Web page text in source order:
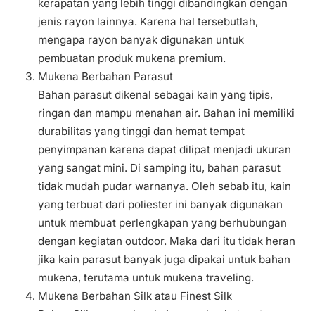
kerapatan yang lebih tinggi dibandingkan dengan
jenis rayon lainnya. Karena hal tersebutlah,
mengapa rayon banyak digunakan untuk
pembuatan produk mukena premium.
Mukena Berbahan Parasut
Bahan parasut dikenal sebagai kain yang tipis,
ringan dan mampu menahan air. Bahan ini memiliki
durabilitas yang tinggi dan hemat tempat
penyimpanan karena dapat dilipat menjadi ukuran
yang sangat mini. Di samping itu, bahan parasut
tidak mudah pudar warnanya. Oleh sebab itu, kain
yang terbuat dari poliester ini banyak digunakan
untuk membuat perlengkapan yang berhubungan
dengan kegiatan outdoor. Maka dari itu tidak heran
jika kain parasut banyak juga dipakai untuk bahan
mukena, terutama untuk mukena traveling.
Mukena Berbahan Silk atau Finest Silk